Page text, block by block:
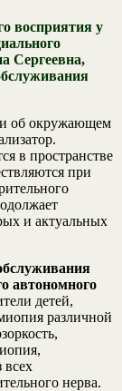
восприятия у
Сергеевна,
об окружающем
в пространстве
при
и актуальных
автономного
детей,
различной
всех
нерва.